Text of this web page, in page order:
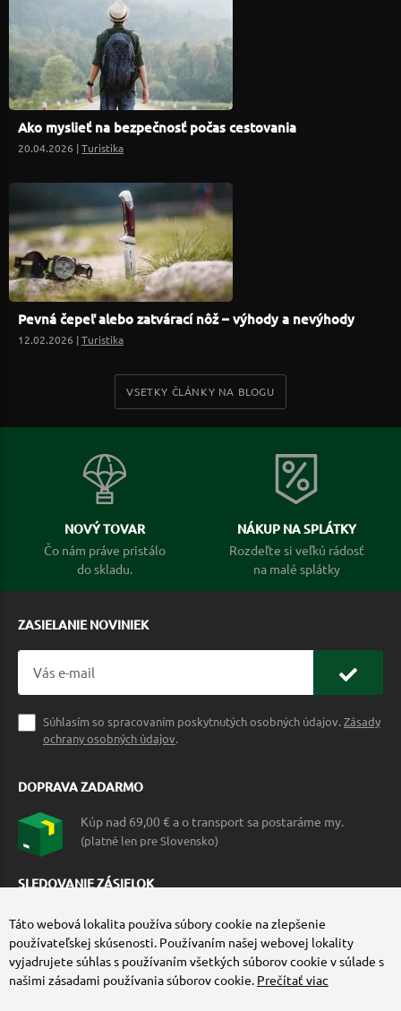
Ako myslieť na bezpečnosť počas cestovania
20.04.2026 |Turistika
Pevná čepeľ alebo zatvárací nôž – výhody a nevýhody
12.02.2026 |Turistika
VSETKY ČLÁNKY NA BLOGU
NOVÝ TOVAR
Čo nám práve pristálo
do skladu.
NÁKUP NA SPLÁTKY
Rozdeľte si veľkú rádosť
na malé splátky
ZASIELANIE NOVINIEK
Súhlasím so spracovaním poskytnutých osobných údajov.Zásady
ochrany osobných údajov.
DOPRAVA ZADARMO
Kúp nad 69,00 € a o transport sa postaráme my.
(platné len pre Slovensko)
SLEDOVANIE ZÁSIELOK
Táto webová lokalita používa súbory cookie na zlepšenie
používateľskej skúsenosti. Používaním našej webovej lokality
vyjadrujete súhlas s používaním všetkých súborov cookie v súlade s
našimi zásadami používania súborov cookie. Prečítať viac